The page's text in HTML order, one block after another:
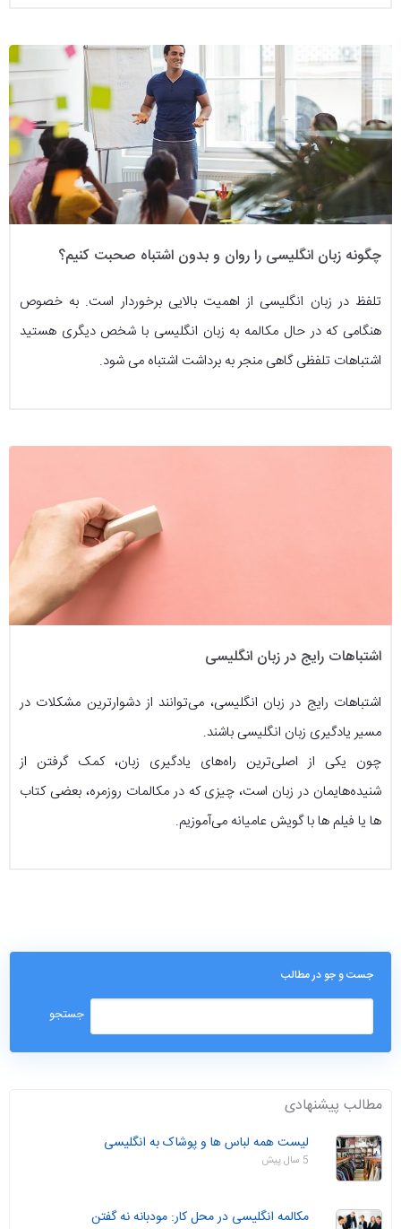
چگونه زبان انگلیسی را روان و بدون اشتباه صحبت کنیم؟
تلفظ در زبان انگلیسی از اهمیت بالایی برخوردار است. به خصوص
هنگامی که در حال مکالمه به زبان انگلیسی با شخص دیگری هستید
اشتباهات تلفظی گاهی منجر به برداشت اشتباه می شود.
اشتباهات رایج در زبان انگلیسی
اشتباهات رایج در زبان انگلیسی، می‌توانند از دشوارترین مشکلات در
مسیر یادگیری زبان انگلیسی باشند.
چون یکی از اصلی‌ترین راه‌های یادگیری زبان، کمک گرفتن از
شنیده‌هایمان در زبان است، چیزی که در مکالمات روزمره، بعضی کتاب
ها یا فیلم ها با گویش عامیانه می‌آموزیم.
جست و جو در مطالب
مطالب پیشنهادی
لیست همه لباس ها و پوشاک به انگلیسی
5 سال پیش
مکالمه انگلیسی در محل کار: مودبانه نه گفتن